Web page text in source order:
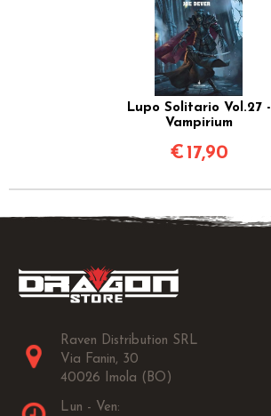
Lupo Solitario Vol.27 -
Vampirium
€ 17,90
Raven Distribution SRL
Via Fanin, 30
40026 Imola (BO)
Lun - Ven: